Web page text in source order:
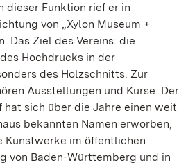
dieser Funktion rief er in
von „Xylon Museum +
Das Ziel des Vereins: die
Hochdrucks in der
des Holzschnitts. Zur
Ausstellungen und Kurse. Der
sich über die Jahre einen weit
bekannten Namen erworben;
Kunstwerke im öffentlichen
von Baden-Württemberg und in